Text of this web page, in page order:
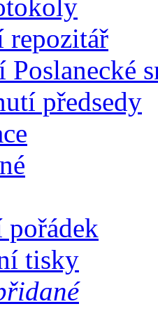
Poslanecké
předsedy
pořádek
tisky